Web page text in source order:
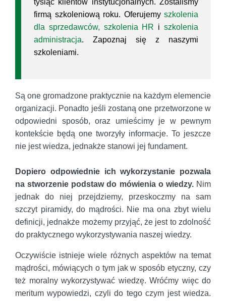
firmą szkoleniową roku. Oferujemy szkolenia
dla sprzedawców, szkolenia HR iszkolenia
administracja. Zapoznaj się z naszymi
szkoleniami.
Są one gromadzone praktycznie na każdym elemencie
organizacji. Ponadto jeśli zostaną one przetworzone w
odpowiedni sposób, oraz umieścimy je w pewnym
kontekście będą one tworzyły informacje. To jeszcze
nie jest wiedza, jednakże stanowi jej fundament.
Dopiero odpowiednie ich wykorzystanie pozwala
na stworzenie podstaw do mówienia o wiedzy.Nim
jednak do niej przejdziemy, przeskoczmy na sam
szczyt piramidy, do mądrości. Nie ma ona zbyt wielu
definicji, jednakże możemy przyjąć, że jest to zdolność
do praktycznego wykorzystywania naszej wiedzy.
Oczywiście istnieje wiele różnych aspektów na temat
mądrości, mówiących o tym jak w sposób etyczny, czy
też moralny wykorzystywać wiedzę. Wróćmy więc do
meritum wypowiedzi, czyli do tego czym jest wiedza.